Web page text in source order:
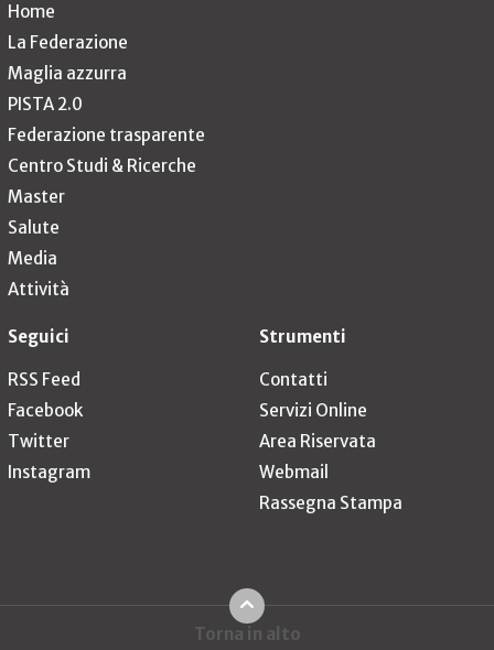
Home
La Federazione
Maglia azzurra
PISTA 2.0
Federazione trasparente
Centro Studi & Ricerche
Master
Salute
Media
Attività
Seguici
RSS Feed
Facebook
Twitter
Instagram
Strumenti
Contatti
Servizi Online
Area Riservata
Webmail
Rassegna Stampa
Torna in alto